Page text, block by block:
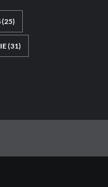
(25)
(31)